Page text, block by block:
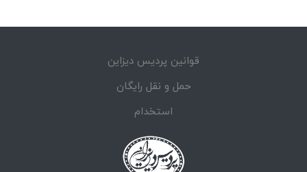
قوانین پردیس دیزاین
حمل و نقل رایگان
استخدام